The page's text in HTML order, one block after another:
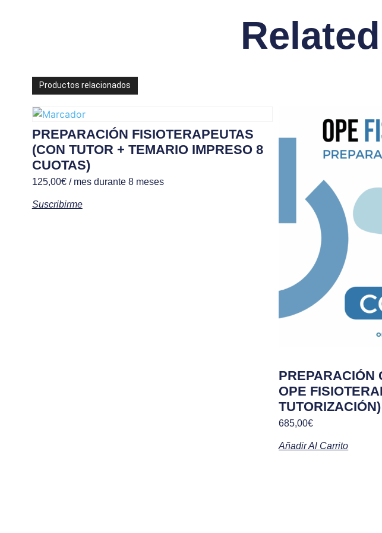
Productos relacionados
PREPARACIÓN FISIOTERAPEUTAS
(CON TUTOR + TEMARIO IMPRESO 8
CUOTAS)
125,00€ / mes durante 8 meses
Suscribirme
PREPARACIÓN
OPE
TUTORIZACIÓN)
685,00€
Añadir Al Carrito